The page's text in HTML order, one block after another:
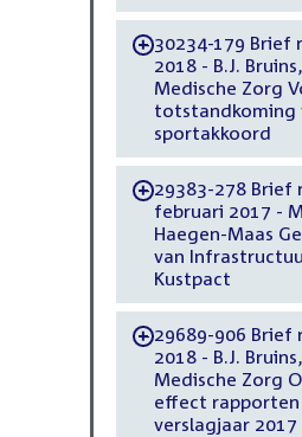
-30234-179 Brief
2018 - B.J.
Medische Zorg
totstandkoming
sportakkoord
-29383-278 Brief
februari 2017 -
Haegen-Maas
van
Kustpact
-29689-906 Brief
2018 - B.J.
Medische Zorg
effect
verslagjaar 2017